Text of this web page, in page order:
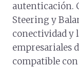
autenticación.
Steering y
conectividad y
empresariales
compatible